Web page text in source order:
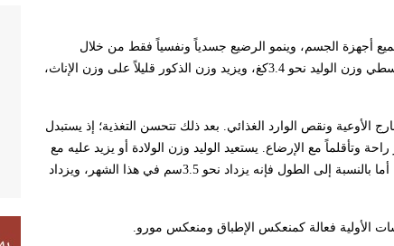
أجهزة الجسم، وينمو الرضيع جسدياً ونفسياً فقط من خلال
ارتباطه بمحيطه الاجتماعي، ويجب أن يتضمن فحص الوليد تقييماً لنموه وتطوره. في تمام الحمل يبلغ وسطي وزن الوليد نحو 3.4كغ، ويزيد وزن الذكور قليلاً على وزن الإناث،
خارج الأوعية ونقص الوارد الغذائي. بعد ذلك تتحسن التغذية؛ إذ يستبدل
وتأقلماً مع الإرضاع. يستعيد الوليد وزن الولادة أو يزيد عليه مع
الأسبوع الثاني من العمر، وينبغي أن يزداد وزنه بمقدار 30غ في اليوم تقريباً في الشهر الأول من العمر، أما بالنسبة إلى الطول فإنه يزداد نحو 3.5سم في هذا الشهر، ويزداد
الأولية فعالة كمنعكس الإطباق ومنعكس مورو.